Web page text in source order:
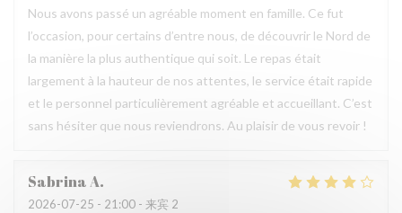
Nous avons passé un agréable moment en famille. Ce fut
l’occasion, pour certains d’entre nous, de découvrir le Nord de
la manière la plus authentique qui soit. Le repas était
largement à la hauteur de nos attentes, le service était rapide
et le personnel particulièrement agréable et accueillant. C’est
sans hésiter que nous reviendrons. Au plaisir de vous revoir !
SabrinaA
2026-07-25 - 21:00 - 来宾 2